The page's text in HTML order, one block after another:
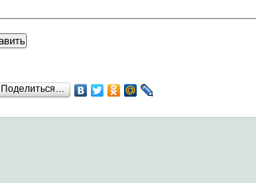
Поделиться…